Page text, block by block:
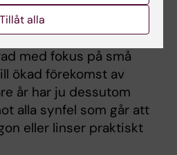
om att förändringar i
tid inomhus och
med fokus på små
ökad förekomst av
år har ju dessutom
alla synfel som går att
eller linser praktiskt
Tillåt alla